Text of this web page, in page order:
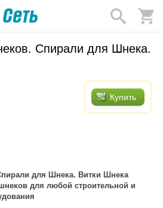
Спирали для Шнека.
Купить
для Шнека. Витки Шнека
для любой строительной и